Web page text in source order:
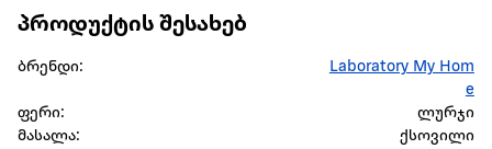
პროდუქტის შესახებ
ბრენდი:
Laboratory My Hom
e
ფერი:
ლურჯი
მასალა:
ქსოვილი